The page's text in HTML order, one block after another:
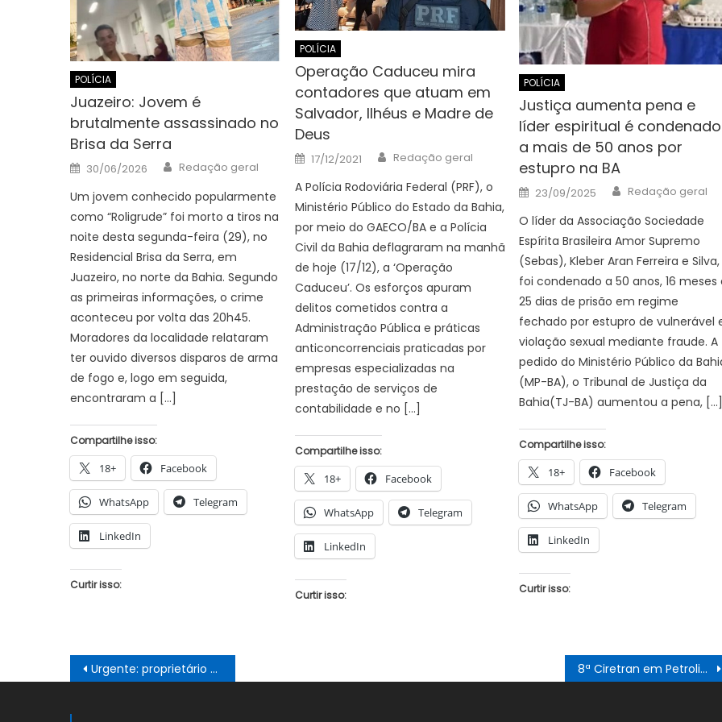
POLÍCIA
Juazeiro: Jovem é
brutalmente assassinado no
Brisa da Serra
Posted
on
30/06/2026 Author
Redação geral
Um jovem conhecido popularmente
como “Roligrude” foi morto a tiros na
noite desta segunda-feira (29), no
Residencial Brisa da Serra, em
Juazeiro, no norte da Bahia. Segundo
as primeiras informações, o crime
aconteceu por volta das 20h45.
Moradores da localidade relataram
ter ouvido diversos disparos de arma
de fogo e, logo em seguida,
encontraram a […]
Compartilhe isso:
18+ Facebook
WhatsApp Telegram
LinkedIn
Curtir isso:
POLÍCIA
Operação Caduceu mira
contadores que atuam em
Salvador, Ilhéus e Madre de
Deus
Posted
on
17/12/2021 Author
Redação geral
A Polícia Rodoviária Federal (PRF), o
Ministério Público do Estado da Bahia,
por meio do GAECO/BA e a Polícia
Civil da Bahia deflagraram na manhã
de hoje (17/12), a ‘Operação
Caduceu’. Os esforços apuram
delitos cometidos contra a
Administração Pública e práticas
anticoncorrenciais praticadas por
empresas especializadas na
prestação de serviços de
contabilidade e no […]
Compartilhe isso:
18+ Facebook
WhatsApp Telegram
LinkedIn
Curtir isso:
POLÍCIA
Justiça aumenta pena e
líder espiritual é condenado
a mais de 50 anos por
estupro na BA
Posted
on
23/09/2025 Author
Redação geral
O líder da Associação Sociedade
Espírita Brasileira Amor Supremo
(Sebas), Kleber Aran Ferreira e Silva,
foi condenado a 50 anos, 16 meses
25 dias de prisão em regime
fechado por estupro de vulnerável
violação sexual mediante fraude. A
pedido do Ministério Público da
(MP-BA), o Tribunal de Justiça da
Bahia(TJ-BA) aumentou a pena,
Compartilhe isso:
18+ Facebook
WhatsApp Telegram
LinkedIn
Curtir isso:
Navegação
de
Post
Urgente: proprietário de academia em Petrolina afirma que as empresas vão abrir e chama governo do Estado de mau caráter 8ª Ciretran em Petrolina não funcionará durante lockdown do Governo de Pernambuco mas anuncia mudanças nos prazos